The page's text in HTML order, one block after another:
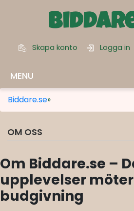
Skapa konto Logga in
MENU
Biddare.se»
OM OSS
Om Biddare.se –
upplevelser möter
budgivning